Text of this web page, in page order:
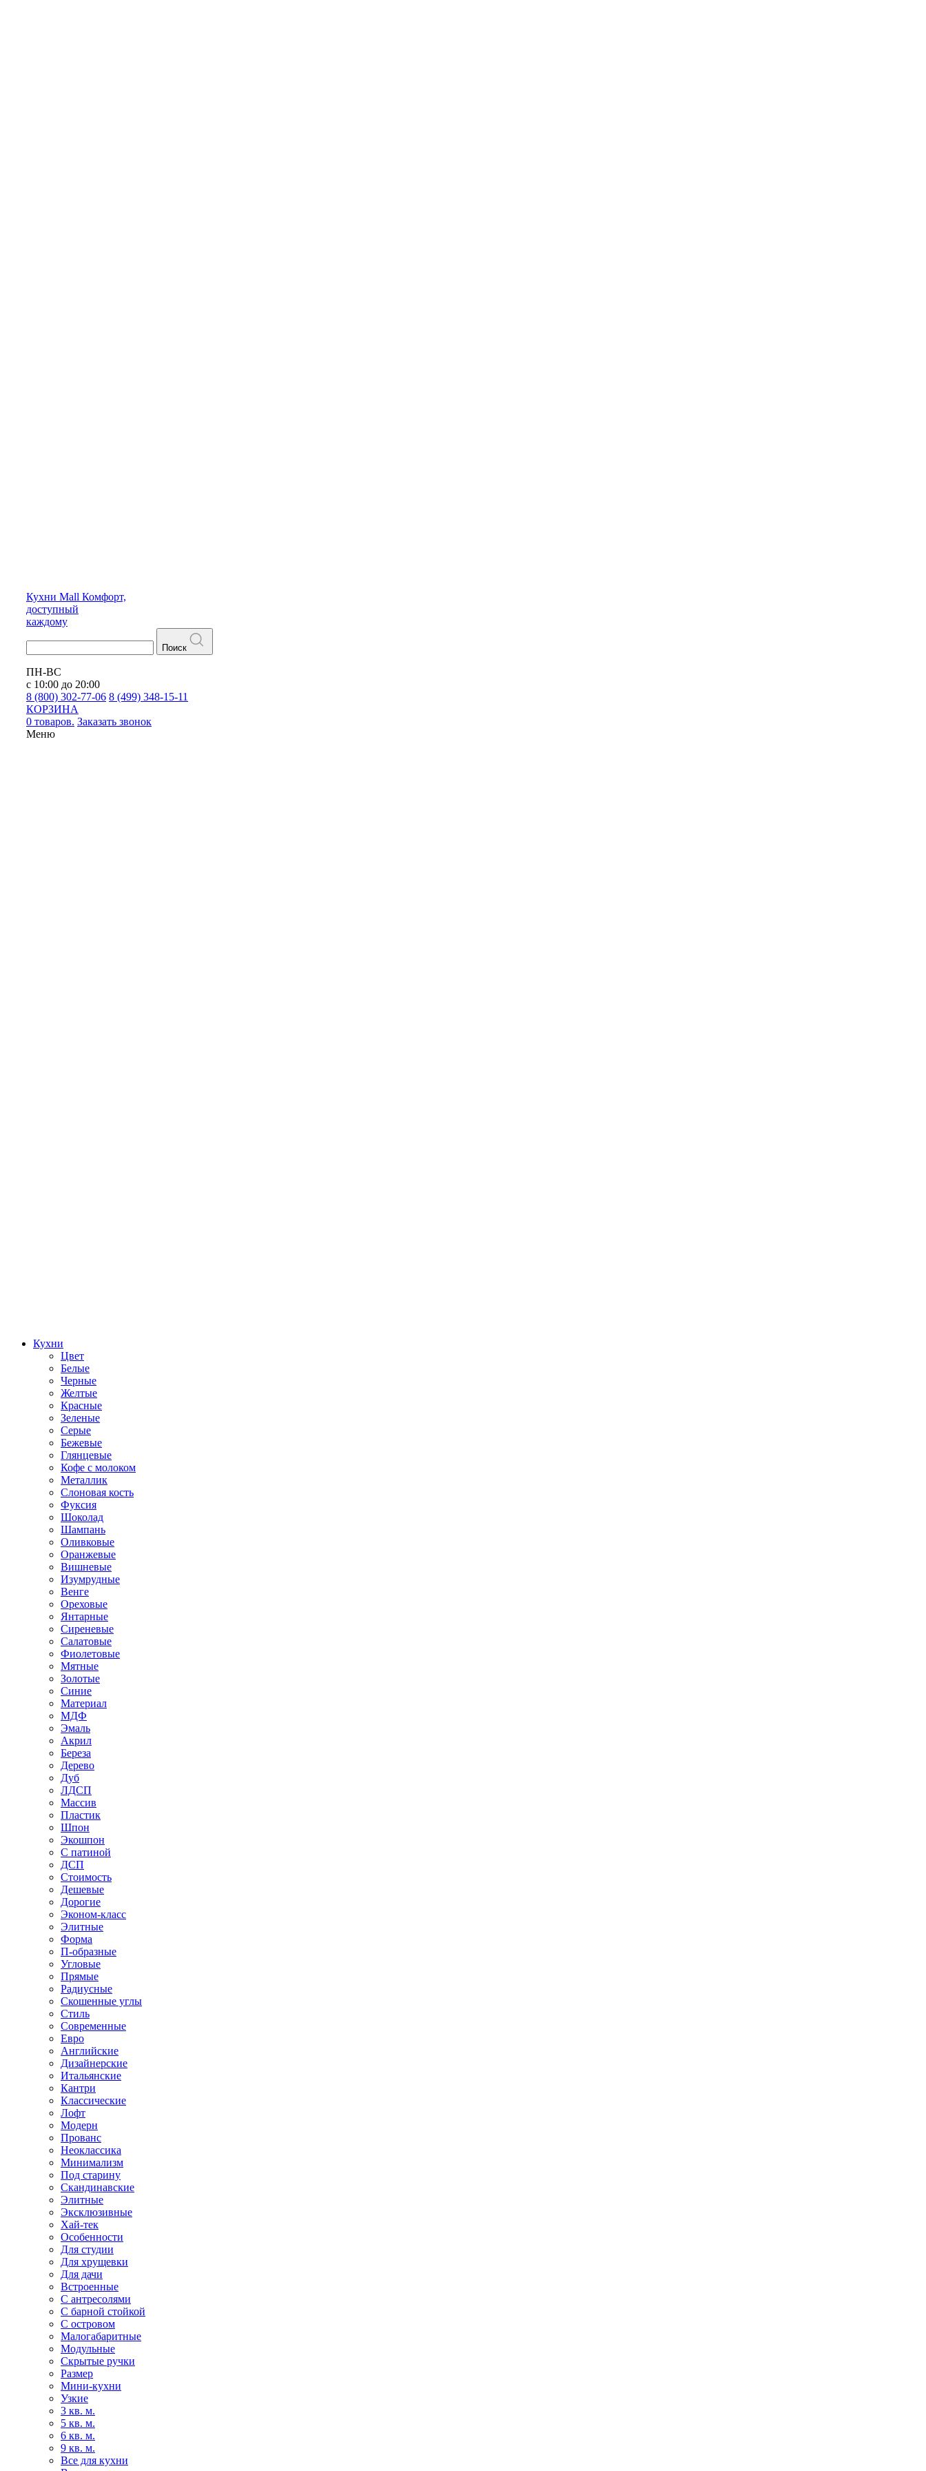
Кухни Mall Комфорт,
доступный
каждому
Поиск
ПН-ВС
с 10:00 до 20:00
8 (800) 302-77-06 8 (499) 348-15-11
КОРЗИНА
0 товаров. Заказать звонок
Меню
Кухни
Цвет
Белые
Черные
Желтые
Красные
Зеленые
Серые
Бежевые
Глянцевые
Кофе с молоком
Металлик
Слоновая кость
Фуксия
Шоколад
Шампань
Оливковые
Оранжевые
Вишневые
Изумрудные
Венге
Ореховые
Янтарные
Сиреневые
Салатовые
Фиолетовые
Мятные
Золотые
Синие
Материал
МДФ
Эмаль
Акрил
Береза
Дерево
Дуб
ЛДСП
Массив
Пластик
Шпон
Экошпон
С патиной
ДСП
Стоимость
Дешевые
Дорогие
Эконом-класс
Элитные
Форма
П-образные
Угловые
Прямые
Радиусные
Скошенные углы
Стиль
Современные
Евро
Английские
Дизайнерские
Итальянские
Кантри
Классические
Лофт
Модерн
Прованс
Неоклассика
Минимализм
Под старину
Скандинавские
Элитные
Эксклюзивные
Хай-тек
Особенности
Для студии
Для хрущевки
Для дачи
Встроенные
С антресолями
С барной стойкой
С островом
Малогабаритные
Модульные
Скрытые ручки
Размер
Мини-кухни
Узкие
3 кв. м.
5 кв. м.
6 кв. м.
9 кв. м.
Все для кухни